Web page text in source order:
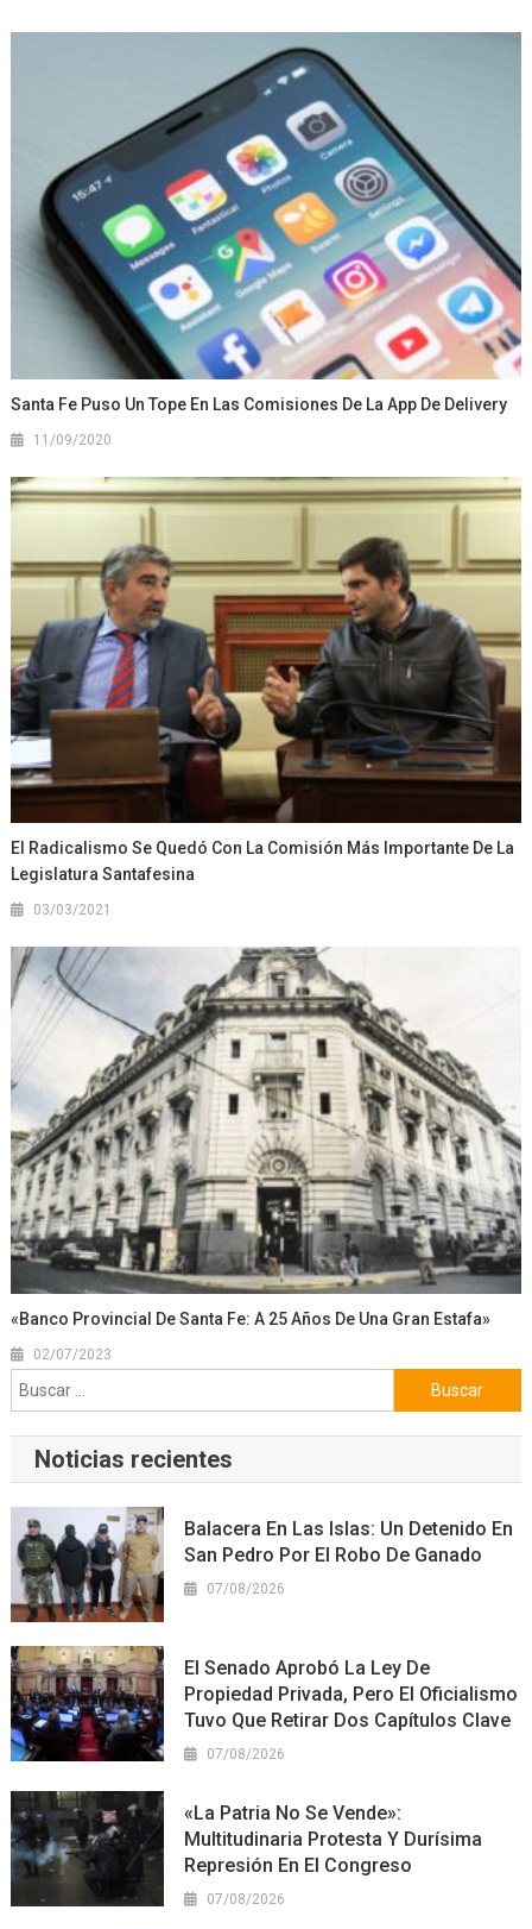
Santa Fe Puso Un Tope En Las Comisiones De La App De Delivery
11/09/2020
El Radicalismo Se Quedó Con La Comisión Más Importante De La
Legislatura Santafesina
03/03/2021
«Banco Provincial De Santa Fe: A 25 Años De Una Gran Estafa»
02/07/2023
Buscar:
Noticias recientes
Balacera En Las Islas: Un Detenido En
San Pedro Por El Robo De Ganado
07/08/2026
El Senado Aprobó La Ley De
Propiedad Privada, Pero El Oficialismo
Tuvo Que Retirar Dos Capítulos Clave
07/08/2026
«La Patria No Se Vende»:
Multitudinaria Protesta Y Durísima
Represión En El Congreso
07/08/2026